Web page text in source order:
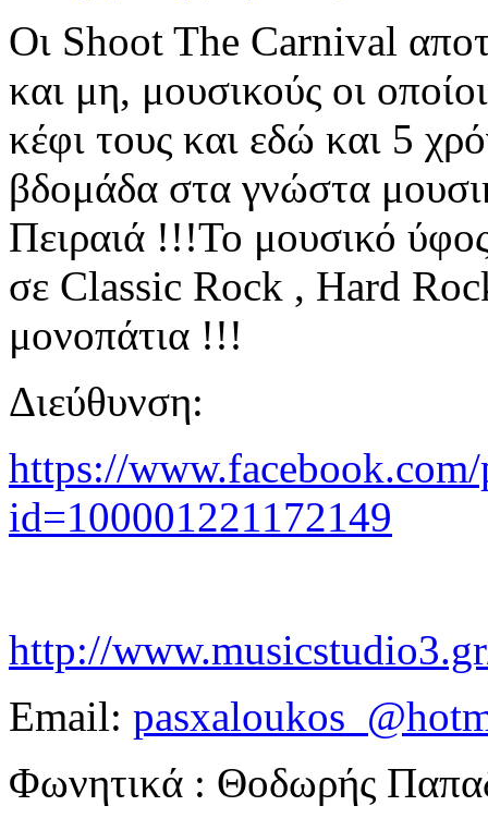
Οι Shoot The Carnival
και μη, μουσικούς οι
κέφι τους και εδώ και 5
βδομάδα στα γνώστα
Πειραιά !!!Το μουσικό
σε Classic Rock , Hard
μονοπάτια !!!
Διεύθυνση:
https://
id=100001221172149
http://
Email:
Φωνητικά : Θοδωρής